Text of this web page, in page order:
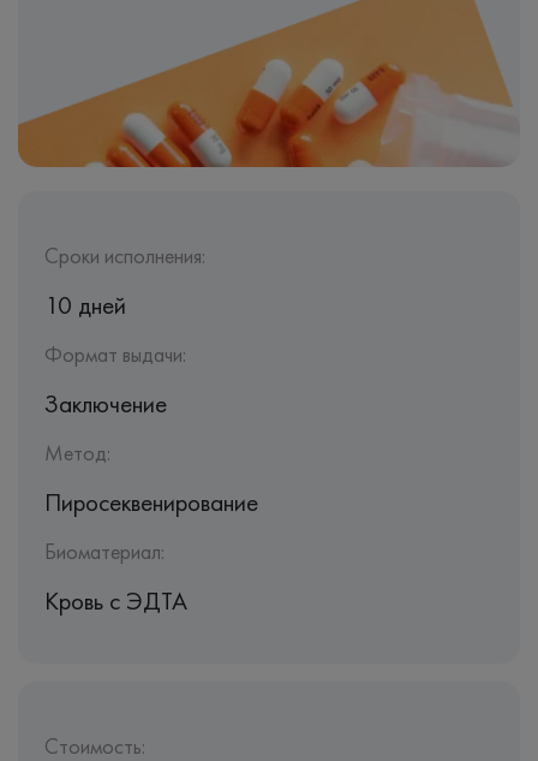
Сроки исполнения:
10 дней
Формат выдачи:
Заключение
Метод:
Пиросеквенирование
Биоматериал:
Кровь c ЭДТА
Стоимость: